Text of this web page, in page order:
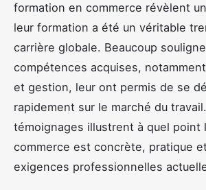
formation en commerce révèlent
leur formation a été un véritable
carrière globale. Beaucoup
compétences acquises,
et gestion, leur ont permis de se
rapidement sur le marché du
témoignages illustrent à quel point
commerce est concrète, pratique
exigences professionnelles